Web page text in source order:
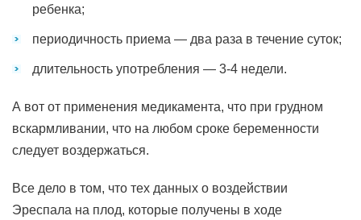
ребенка;
периодичность приема — два раза в течение суток;
длительность употребления — 3-4 недели.
А вот от применения медикамента, что при грудном
вскармливании, что на любом сроке беременности
следует воздержаться.
Все дело в том, что тех данных о воздействии
Эреспала на плод, которые получены в ходе